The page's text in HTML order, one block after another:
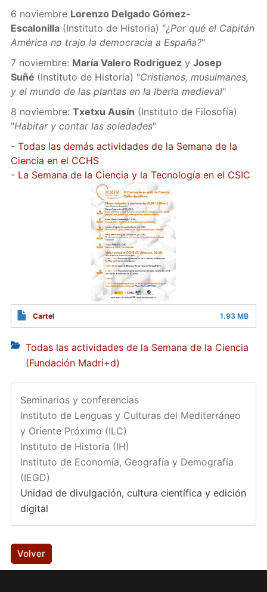
6 noviembre Lorenzo Delgado Gómez-
Escalonilla(Instituto de Historia) "¿Por qué el Capitán
América no trajo la democracia a España?"
7 noviembre: María Valero Rodríguezy Josep
Suñé (Instituto de Historia) "Cristianos, musulmanes,
y el mundo de las plantas en la Iberia medieval"
8 noviembre: Txetxu Ausín (Instituto de Filosofía)
"Habitar y contar las soledades"
- Todas las demás actividades de la Semana de la
Ciencia en el CCHS
- La Semana de la Ciencia y la Tecnología en el CSIC
Cartel 1.93 MB
Todas las actividades de la Semana de la Ciencia
(Fundación Madri+d)
Seminarios y conferencias
Instituto de Lenguas y Culturas del Mediterráneo
y Oriente Próximo (ILC)
Instituto de Historia (IH)
Instituto de Economía, Geografía y Demografía
(IEGD)
Unidad de divulgación, cultura científica y edición
digital
Volver